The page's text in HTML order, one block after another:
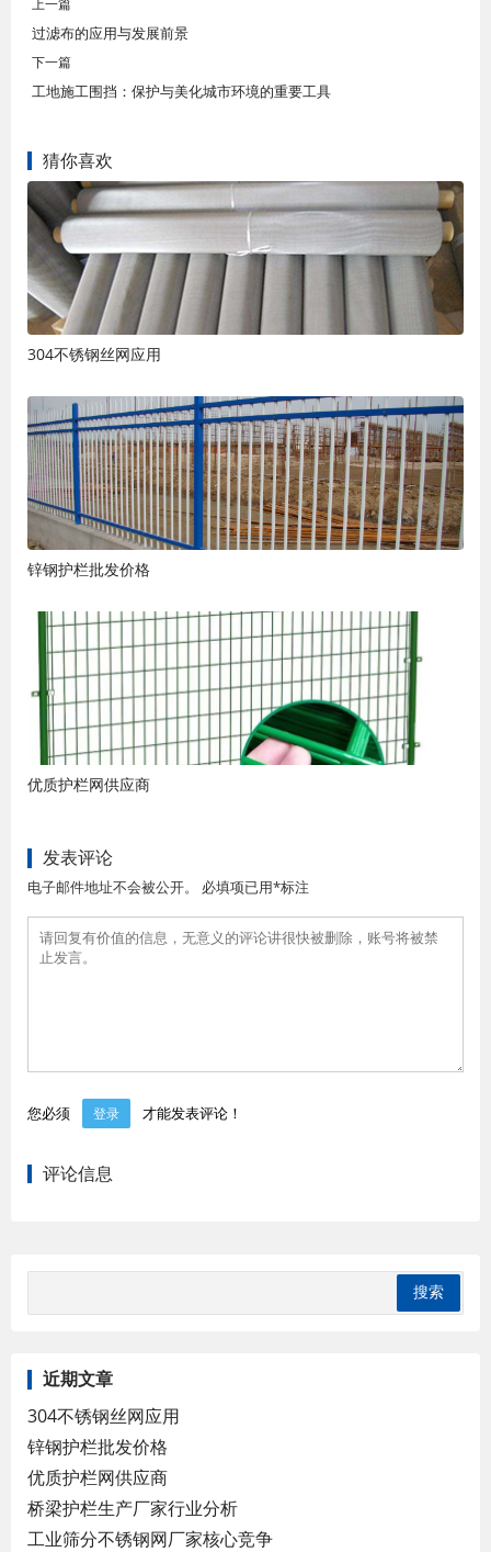
上一篇
过滤布的应用与发展前景
下一篇
工地施工围挡：保护与美化城市环境的重要工具
猜你喜欢
304不锈钢丝网应用
锌钢护栏批发价格
优质护栏网供应商
发表评论
电子邮件地址不会被公开。 必填项已用*标注
您必须 登录 才能发表评论！
评论信息
近期文章
304不锈钢丝网应用
锌钢护栏批发价格
优质护栏网供应商
桥梁护栏生产厂家行业分析
工业筛分不锈钢网厂家核心竞争